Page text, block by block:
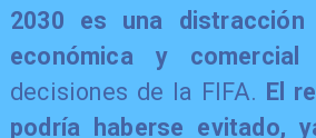
2030 es una distracción
económica y comercial
decisiones de la FIFA. El
podría haberse evitado,